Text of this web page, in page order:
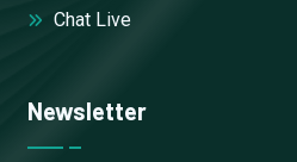
Chat Live
Newsletter